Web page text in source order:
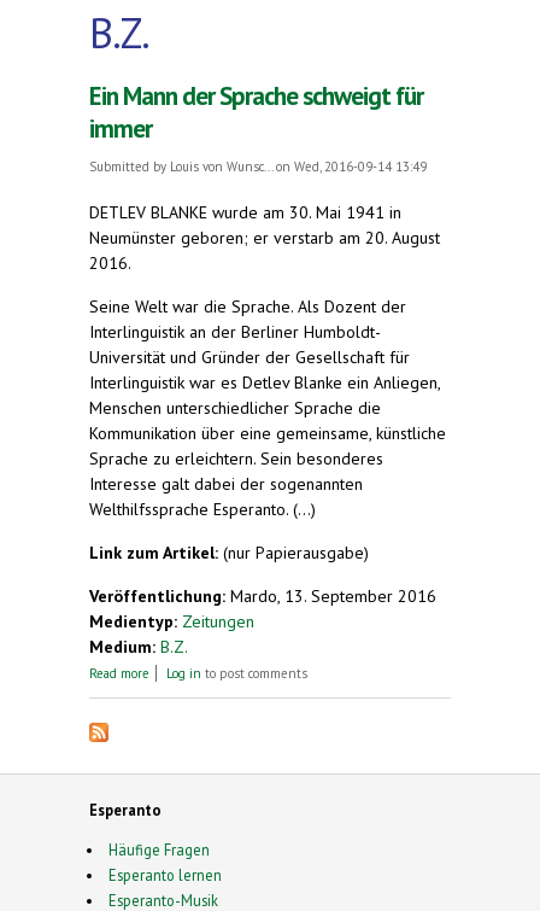
B.Z.
Ein Mann der Sprache schweigt für
immer
Submitted by Louis von Wunsc... on Wed, 2016-09-14 13:49
DETLEV BLANKE wurde am 30. Mai 1941 in
Neumünster geboren; er verstarb am 20. August
2016.
Seine Welt war die Sprache. Als Dozent der
Interlinguistik an der Berliner Humboldt-
Universität und Gründer der Gesellschaft für
Interlinguistik war es Detlev Blanke ein Anliegen,
Menschen unterschiedlicher Sprache die
Kommunikation über eine gemeinsame, künstliche
Sprache zu erleichtern. Sein besonderes
Interesse galt dabei der sogenannten
Welthilfssprache Esperanto. (...)
Link zum Artikel: (nur Papierausgabe)
Veröffentlichung: Mardo, 13. September 2016
Medientyp: Zeitungen
Medium: B.Z.
Read more about Ein Mann der Sprache schweigt für immer
Log in to post comments
Esperanto
Häufige Fragen
Esperanto lernen
Esperanto-Musik